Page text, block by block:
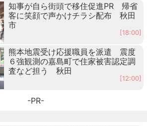
知事が自ら街頭で移住促進PR 帰省
客に笑顔で声かけチラシ配布 秋田
市
[18:00]
熊本地震受け応援職員を派遣 震度
６強観測の嘉島町で住家被害認定調
査など担う 秋田
[12:00]
-PR-